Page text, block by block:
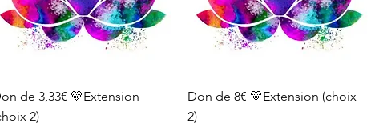
Aperçu rapide
de 3,33€ 💛Extension
2)
Aperçu rapide
Don de 8€ 💛Extension (choix
2)